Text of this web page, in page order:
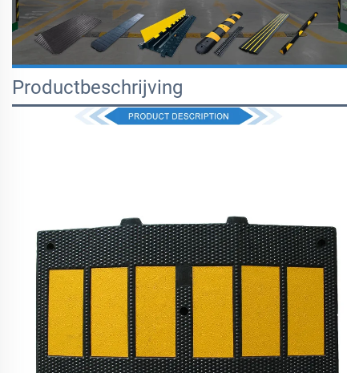
Productbeschrijving